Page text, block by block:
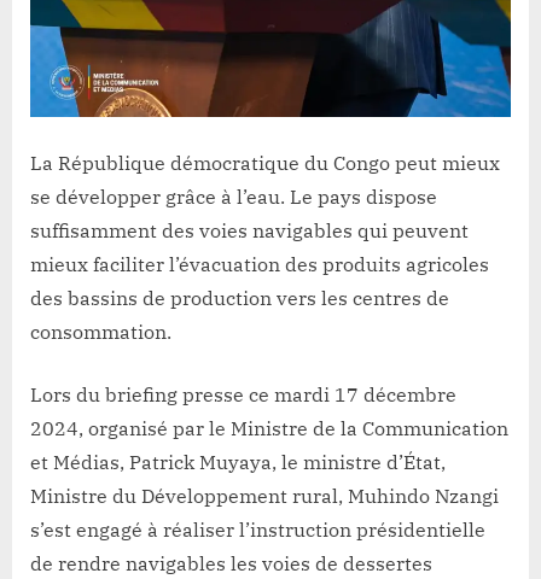
La République démocratique du Congo peut mieux
se développer grâce à l’eau. Le pays dispose
suffisamment des voies navigables qui peuvent
mieux faciliter l’évacuation des produits agricoles
des bassins de production vers les centres de
consommation.
Lors du briefing presse ce mardi 17 décembre
2024, organisé par le Ministre de la Communication
et Médias, Patrick Muyaya, le ministre d’État,
Ministre du Développement rural, Muhindo Nzangi
s’est engagé à réaliser l’instruction présidentielle
de rendre navigables les voies de dessertes